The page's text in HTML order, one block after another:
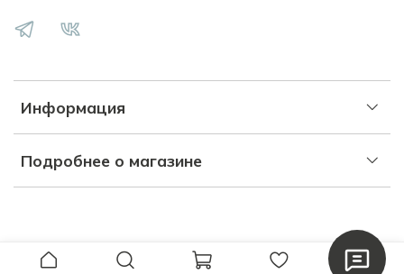
Информация
Подробнее о магазине